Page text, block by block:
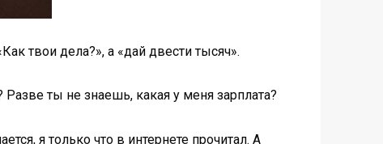
твои дела?», а «дай двести тысяч».
ты не знаешь, какая у меня зарплата?
я только что в интернете прочитал. А